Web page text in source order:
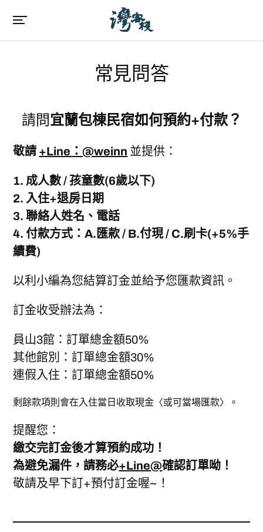
常見問答
請問宜蘭包棟民宿如何預約+付款？
敬請 +Line：@weinn 並提供：
1. 成人數 / 孩童數(6歲以下)
2. 入住+退房日期
3. 聯絡人姓名、電話
4. 付款方式：A.匯款 / B.付現 / C.刷卡(+5%手
續費)
以利小編為您結算訂金並給予您匯款資訊。
訂金收受辦法為：
員山3館：訂單總金額50%
其他館別：訂單總金額30%
連假入住：訂單總金額50%
剩餘款項則會在入住當日收取現金〈或可當場匯款〉。
提醒您：
繳交完訂金後才算預約成功！
為避免漏件，請務必+Line@確認訂單呦！
敬請及早下訂+預付訂金喔~！